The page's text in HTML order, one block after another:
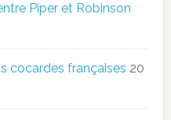
Piper et Robinson
cocardes françaises 20